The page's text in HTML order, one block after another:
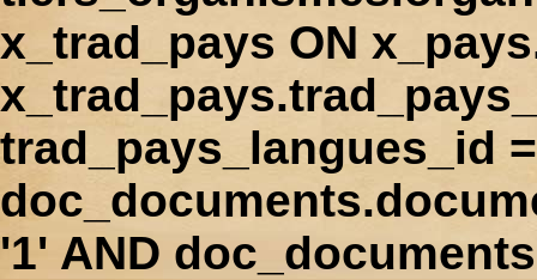
x_trad_pays ON
trad_pays_langues_id
'1' AND